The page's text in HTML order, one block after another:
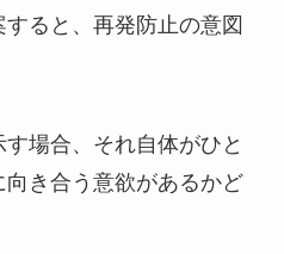
ると、再発防止の意図
場合、それ自体がひと
き合う意欲があるかど